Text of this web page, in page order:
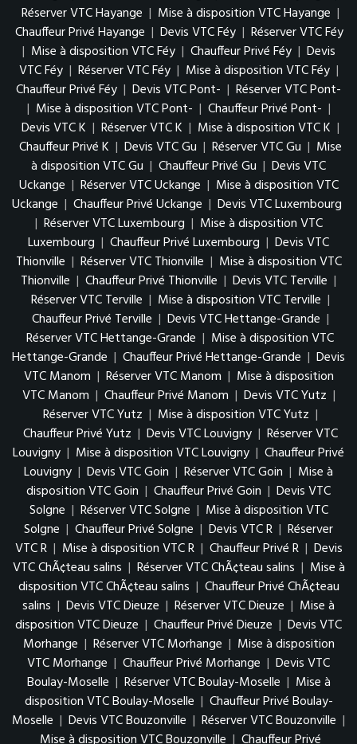
Réserver VTC Hayange | Mise à disposition VTC Hayange |
Chauffeur Privé Hayange | Devis VTC Féy | Réserver VTC Féy
| Mise à disposition VTC Féy | Chauffeur Privé Féy | Devis
VTC Féy | Réserver VTC Féy | Mise à disposition VTC Féy |
Chauffeur Privé Féy | Devis VTC Pont- | Réserver VTC Pont-
| Mise à disposition VTC Pont- | Chauffeur Privé Pont- |
Devis VTC K | Réserver VTC K | Mise à disposition VTC K |
Chauffeur Privé K | Devis VTC Gu | Réserver VTC Gu | Mise
à disposition VTC Gu | Chauffeur Privé Gu | Devis VTC
Uckange | Réserver VTC Uckange | Mise à disposition VTC
Uckange | Chauffeur Privé Uckange | Devis VTC Luxembourg
| Réserver VTC Luxembourg | Mise à disposition VTC
Luxembourg | Chauffeur Privé Luxembourg | Devis VTC
Thionville | Réserver VTC Thionville | Mise à disposition VTC
Thionville | Chauffeur Privé Thionville | Devis VTC Terville |
Réserver VTC Terville | Mise à disposition VTC Terville |
Chauffeur Privé Terville | Devis VTC Hettange-Grande |
Réserver VTC Hettange-Grande | Mise à disposition VTC
Hettange-Grande | Chauffeur Privé Hettange-Grande | Devis
VTC Manom | Réserver VTC Manom | Mise à disposition
VTC Manom | Chauffeur Privé Manom | Devis VTC Yutz |
Réserver VTC Yutz | Mise à disposition VTC Yutz |
Chauffeur Privé Yutz | Devis VTC Louvigny | Réserver VTC
Louvigny | Mise à disposition VTC Louvigny | Chauffeur Privé
Louvigny | Devis VTC Goin | Réserver VTC Goin | Mise à
disposition VTC Goin | Chauffeur Privé Goin | Devis VTC
Solgne | Réserver VTC Solgne | Mise à disposition VTC
Solgne | Chauffeur Privé Solgne | Devis VTC R | Réserver
VTC R | Mise à disposition VTC R | Chauffeur Privé R | Devis
VTC ChÃ¢teau salins | Réserver VTC ChÃ¢teau salins | Mise à
disposition VTC ChÃ¢teau salins | Chauffeur Privé ChÃ¢teau
salins | Devis VTC Dieuze | Réserver VTC Dieuze | Mise à
disposition VTC Dieuze | Chauffeur Privé Dieuze | Devis VTC
Morhange | Réserver VTC Morhange | Mise à disposition
VTC Morhange | Chauffeur Privé Morhange | Devis VTC
Boulay-Moselle | Réserver VTC Boulay-Moselle | Mise à
disposition VTC Boulay-Moselle | Chauffeur Privé Boulay-
Moselle | Devis VTC Bouzonville | Réserver VTC Bouzonville |